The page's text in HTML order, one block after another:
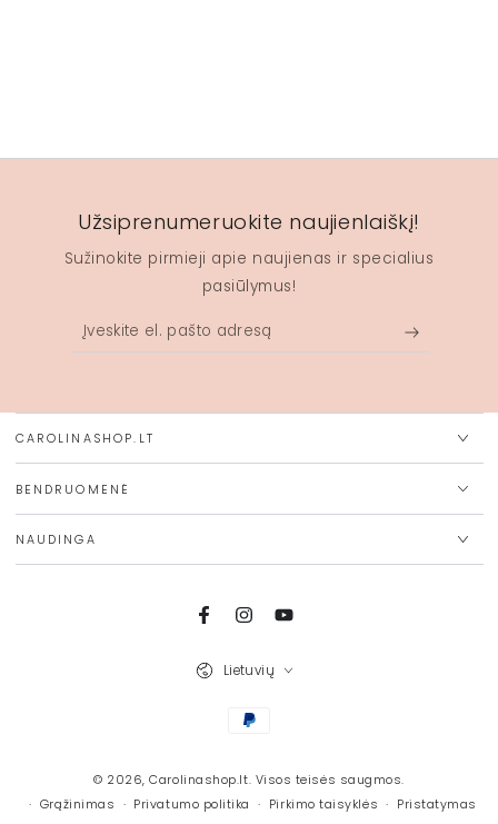
Užsiprenumeruokite naujienlaiškį!
Sužinokite pirmieji apie naujienas ir specialius
pasiūlymus!
Įveskite
el.
CAROLINASHOP.LT
BENDRUOMENĖ
NAUDINGA
FacebookInstagram
Youtube
© 2026,Carolinashop.lt. Visos teisės saugmos.
Grąžinimas
Privatumo politika Pirkimo taisyklės
Pristatymas
Kalba
Lietuvių